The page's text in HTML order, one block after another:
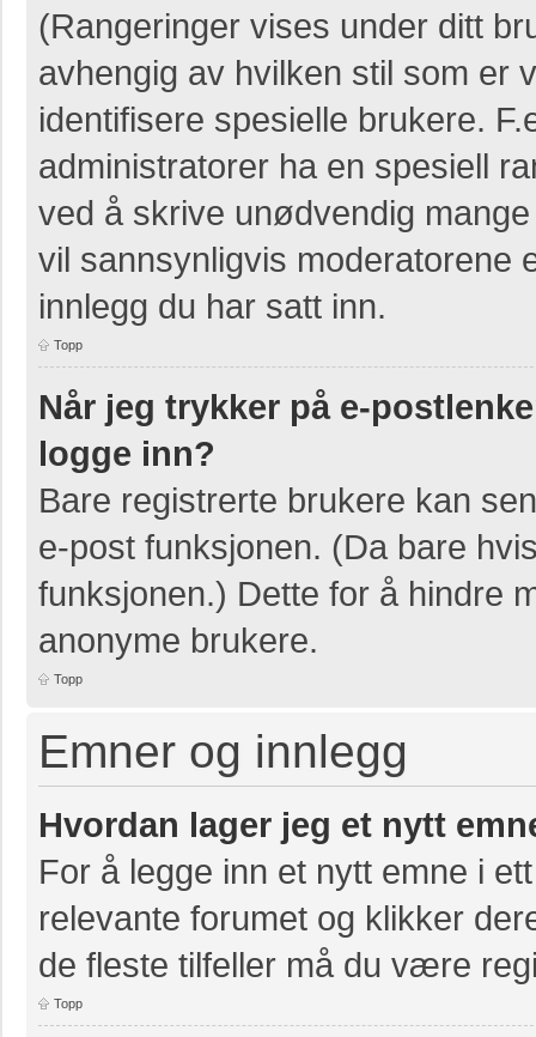
(Rangeringer vises under ditt
avhengig av hvilken stil som er
identifisere spesielle brukere.
administratorer ha en spesiell
ved å skrive unødvendig
vil sannsynligvis moderatorene
innlegg du har satt inn.
Topp
Når jeg trykker på e-
logge inn?
Bare registrerte brukere kan
e-post funksjonen. (Da bare
funksjonen.) Dette for å hindre
anonyme brukere.
Topp
Emner og innlegg
Hvordan lager jeg et nytt
For å legge inn et nytt emne i
relevante forumet og klikker
de fleste tilfeller må du være
Topp